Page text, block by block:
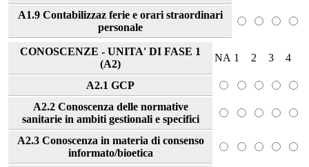
A1.9 Contabilizzaz ferie e orari straordinari
personale
CONOSCENZE - UNITA' DI FASE 1
(A2)
NA 1 2 3 4
A2.1 GCP
A2.2 Conoscenza delle normative
sanitarie in ambiti gestionali e specifici
A2.3 Conoscenza in materia di consenso
informato/bioetica